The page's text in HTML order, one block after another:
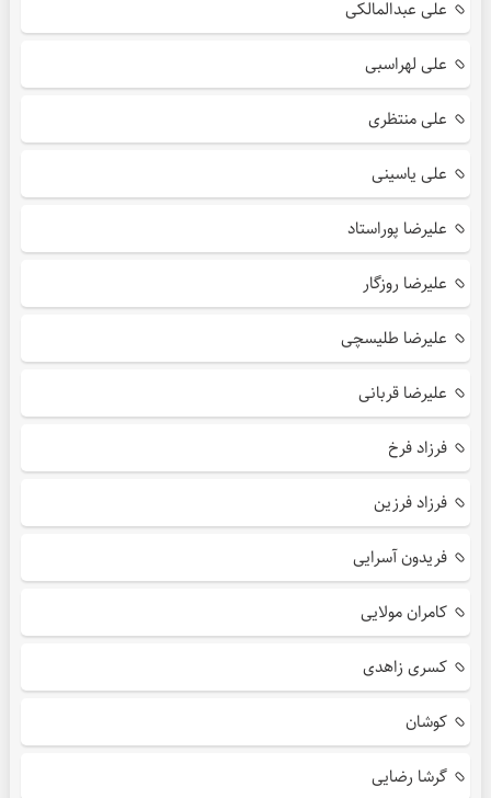
علی عبدالمالکی
علی لهراسبی
علی منتظری
علی یاسینی
علیرضا پوراستاد
علیرضا روزگار
علیرضا طلیسچی
علیرضا قربانی
فرزاد فرخ
فرزاد فرزین
فریدون آسرایی
کامران مولایی
کسری زاهدی
کوشان
گرشا رضایی